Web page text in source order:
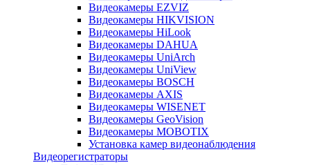
Видеокамеры EZVIZ
Видеокамеры HIKVISION
Видеокамеры HiLook
Видеокамеры DAHUA
Видеокамеры UniArch
Видеокамеры UniView
Видеокамеры BOSCH
Видеокамеры AXIS
Видеокамеры WISENET
Видеокамеры GeoVision
Видеокамеры MOBOTIX
Установка камер видеонаблюдения
Видеорегистраторы